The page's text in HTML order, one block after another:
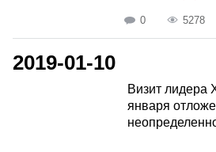
0 5278
2019-01-10
Визит
января